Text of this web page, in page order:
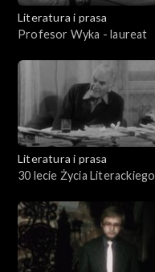
Literatura i prasa
Profesor Wyka - laureat
Literatura i prasa
30 lecie Życia Literackiego